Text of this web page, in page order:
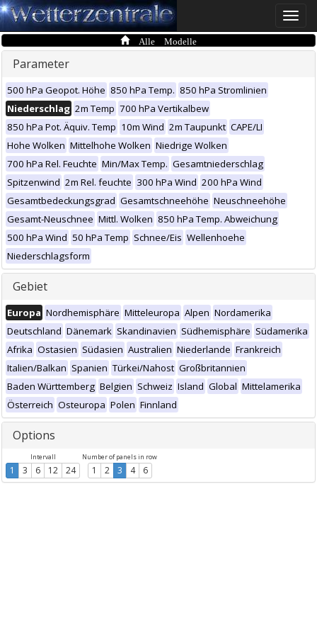
Toggle
Alle Modelle
Parameter
500 hPa Geopot. Höhe 850 hPa Temp. 850 hPa Stromlinien
Niederschlag 2m Temp 700 hPa Vertikalbew
850 hPa Pot. Äquiv. Temp 10m Wind 2m Taupunkt CAPE/LI
Hohe Wolken Mittelhohe Wolken Niedrige Wolken
700 hPa Rel. Feuchte Min/Max Temp. Gesamtniederschlag
Spitzenwind 2m Rel. feuchte 300 hPa Wind 200 hPa Wind
Gesamtbedeckungsgrad Gesamtschneehöhe Neuschneehöhe
Gesamt-Neuschnee Mittl. Wolken 850 hPa Temp. Abweichung
500 hPa Wind 50 hPa Temp Schnee/Eis Wellenhoehe
Niederschlagsform
Gebiet
Europa Nordhemisphäre Mitteleuropa Alpen Nordamerika
Deutschland Dänemark Skandinavien Südhemisphäre Südamerika
Afrika Ostasien Südasien Australien Niederlande Frankreich
Italien/Balkan Spanien Türkei/Nahost Großbritannien
Baden Württemberg Belgien Schweiz Island Global Mittelamerika
Österreich Osteuropa Polen Finnland
Options
Intervall
1 3 6 12 24
Number of panels in row
1 2 3 4 6